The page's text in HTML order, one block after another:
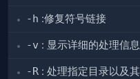
-h :修复符号链接
-v : 显示详细的处理信息
-R : 处理指定目录以及